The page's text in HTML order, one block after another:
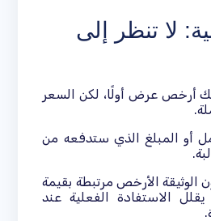
لا تنظر إلى
أرخص عرض أولًا، لكن السعر
أو المبلغ الذي ستدفعه من
الوثيقة الأرخص مرتبطة بقيمة
الاستفادة الفعلية عند